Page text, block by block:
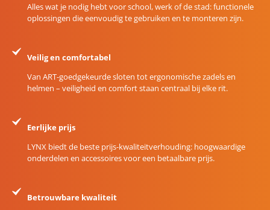
Alles wat je nodig hebt voor school, werk of de stad: functionele
oplossingen die eenvoudig te gebruiken en te monteren zijn.
Veilig en comfortabel
Van ART-goedgekeurde sloten tot ergonomische zadels en
helmen – veiligheid en comfort staan centraal bij elke rit.
Eerlijke prijs
LYNX biedt de beste prijs-kwaliteitverhouding: hoogwaardige
onderdelen en accessoires voor een betaalbare prijs.
Betrouwbare kwaliteit